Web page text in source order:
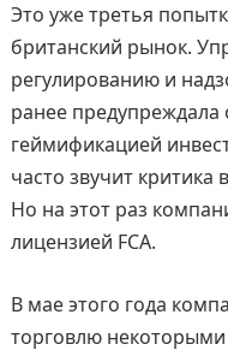
Это уже третья
британский рынок.
регулированию и
ранее предупреждала
геймификацией
часто звучит
Но на этот раз
лицензией FCA.
В мае этого года
торговлю некоторыми